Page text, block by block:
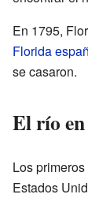
En 1795,
Florida
se casaron.
El río
Los
Estados